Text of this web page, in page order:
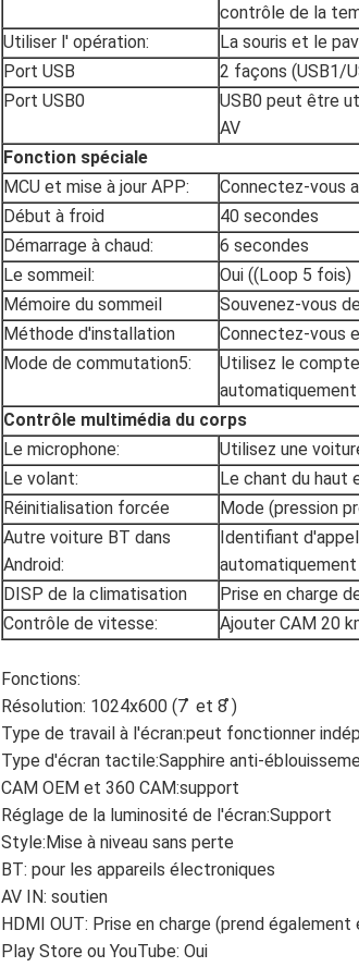
contrôle de la
Utiliser l' opération:
La souris et le
Port USB
2 façons (USB1/
Port USB0
USB0 peut être
AV
Fonction spéciale
MCU et mise à jour APP:
Connectez-vous
Début à froid
40 secondes
Démarrage à chaud:
6 secondes
Le sommeil:
Oui ((Loop 5 fois)
Mémoire du sommeil
Souvenez-vous
Méthode d'installation
Connectez-vous
Mode de commutation5:
Utilisez le
automatiquement
Contrôle multimédia du corps
Le microphone:
Utilisez une
Le volant:
Le chant du haut
Réinitialisation forcée
Mode (pression
Autre voiture BT dans
Android:
Identifiant
DISP de la climatisation
Prise en charge
Contrôle de vitesse:
Ajouter CAM 20
Fonctions:
Résolution: 1024x600 (7 ̊ et 8 ̊)
Type de travail à l'écran:peut fonctionner
Type d'écran tactile:Sapphire anti-
CAM OEM et 360 CAM:support
Réglage de la luminosité de l'écran:Support
Style:Mise à niveau sans perte
BT: pour les appareils électroniques
AV IN: soutien
HDMI OUT: Prise en charge (prend
Play Store ou YouTube: Oui